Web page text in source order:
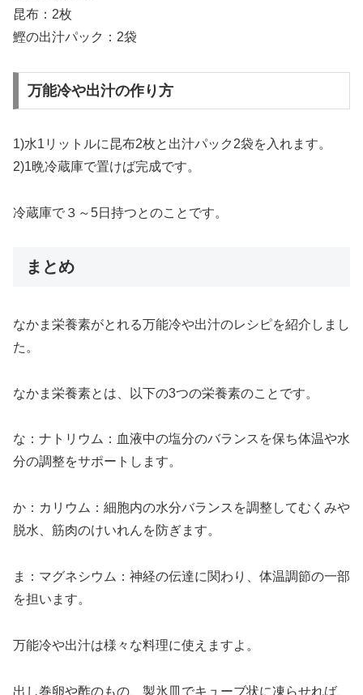
昆布：2枚
鰹の出汁パック：2袋
万能冷や出汁の作り方
1)水1リットルに昆布2枚と出汁パック2袋を入れます。
2)1晩冷蔵庫で置けば完成です。
冷蔵庫で３～5日持つとのことです。
まとめ
なかま栄養素がとれる万能冷や出汁のレシピを紹介しまし
た。
なかま栄養素とは、以下の3つの栄養素のことです。
な：ナトリウム：血液中の塩分のバランスを保ち体温や水
分の調整をサポートします。
か：カリウム：細胞内の水分バランスを調整してむくみや
脱水、筋肉のけいれんを防ぎます。
ま：マグネシウム：神経の伝達に関わり、体温調節の一部
を担います。
万能冷や出汁は様々な料理に使えますよ。
出し巻卵や酢のもの、製氷皿でキューブ状に凍らせれば、